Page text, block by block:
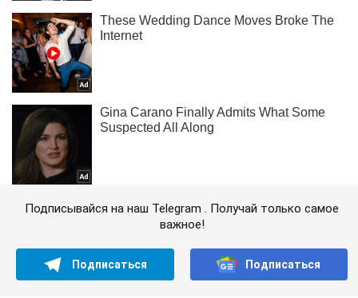
Подписывайся на наш Telegram . Получай только самое
важное!
Подписаться Подписаться